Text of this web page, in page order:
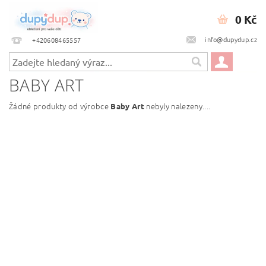
+420608465557 info@dupydup.cz
0 Kč
BABY ART
Žádné produkty od výrobce Baby Artnebyly nalezeny....